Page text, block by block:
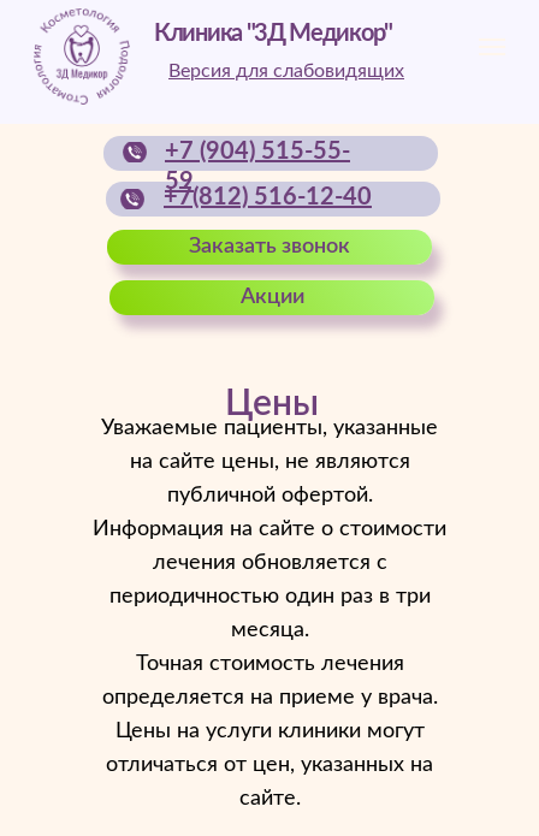
Версия для слабовидящих
+7 (904) 515-55-
59
+7(812) 516-12-40
Клиника "3Д Медикор"
Заказать звонок
Акции
Уважаемые пациенты, указанные
на сайте цены, не являются
публичной офертой.
Информация на сайте о стоимости
лечения обновляется с
периодичностью один раз в три
месяца.
Точная стоимость лечения
определяется на приеме у врача.
Цены на услуги клиники могут
отличаться от цен, указанных на
сайте.
Цены